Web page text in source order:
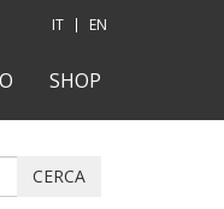
IT EN
SHOP
CERCA